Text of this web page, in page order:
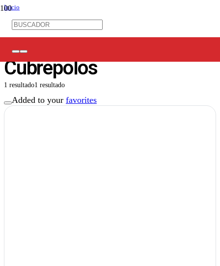
Inicio
/
Ferretería Eléctrica
Accesorios Ferretería
Cubrepolos
Cubrepolos
1 resultado1 resultado
Added to your favorites